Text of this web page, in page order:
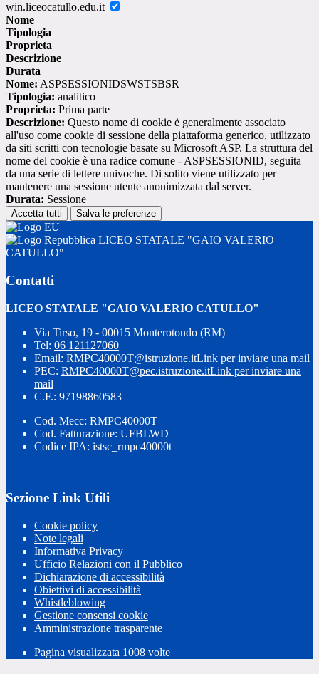
win.liceocatullo.edu.it
Nome
Tipologia
Proprieta
Descrizione
Durata
Nome: ASPSESSIONIDSWSTSBSR
Tipologia: analitico
Proprieta: Prima parte
Descrizione: Questo nome di cookie è generalmente associato
all'uso come cookie di sessione della piattaforma generico, utilizzato
da siti scritti con tecnologie basate su Microsoft ASP. La struttura del
nome del cookie è una radice comune - ASPSESSIONID, seguita
da una serie di lettere univoche. Di solito viene utilizzato per
mantenere una sessione utente anonimizzata dal server.
Durata: Sessione
Accetta tutti Salva le preferenze
LICEO STATALE "GAIO VALERIO
CATULLO"
Contatti
LICEO STATALE "GAIO VALERIO CATULLO"
Via Tirso, 19 - 00015 Monterotondo (RM)
Tel: 06 121127060
Email: RMPC40000T@istruzione.itLink per inviare una mail
PEC: RMPC40000T@pec.istruzione.itLink per inviare una
mail
C.F.: 97198860583
Cod. Mecc: RMPC40000T
Cod. Fatturazione: UFBLWD
Codice IPA: istsc_rmpc40000t
Sezione Link Utili
Cookie policy
Note legali
Informativa Privacy
Ufficio Relazioni con il Pubblico
Dichiarazione di accessibilità
Obiettivi di accessibilità
Whistleblowing
Gestione consensi cookie
Amministrazione trasparente
Pagina visualizzata 1008 volte